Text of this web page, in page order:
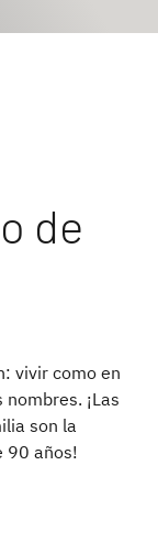
de
vivir como en
¡Las
son la
90 años!